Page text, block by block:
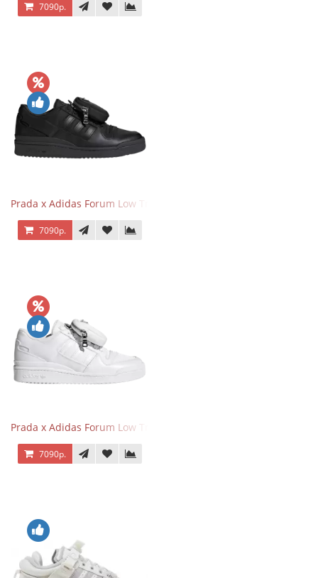
7090р.
Prada x Adidas Forum Low Triple Black
7090р.
Prada x Adidas Forum Low Triple White
7090р.